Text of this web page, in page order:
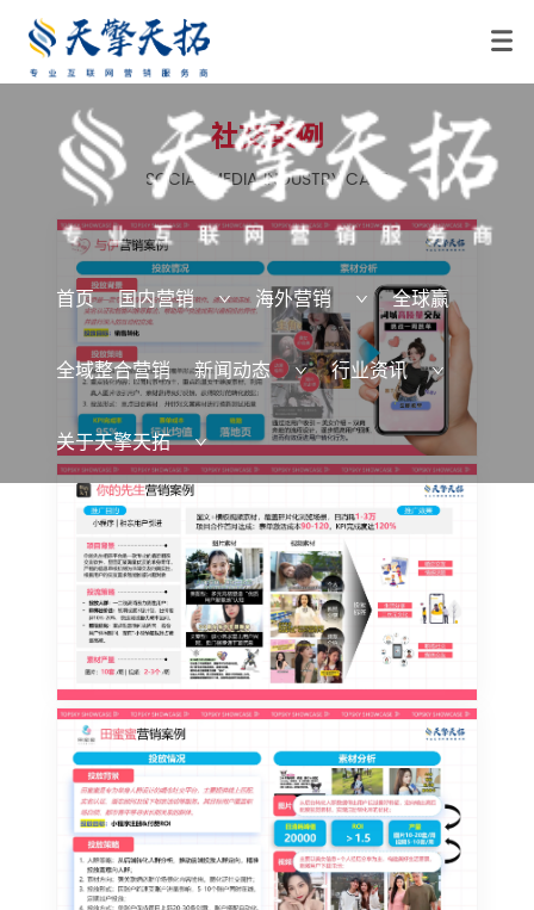
首页 国内营销 海外营销 全球赢
全域整合营销 新闻动态 行业资讯
关于天擎天拓
社交案例
SOCIAL MEDIA INDUSTRY CASE